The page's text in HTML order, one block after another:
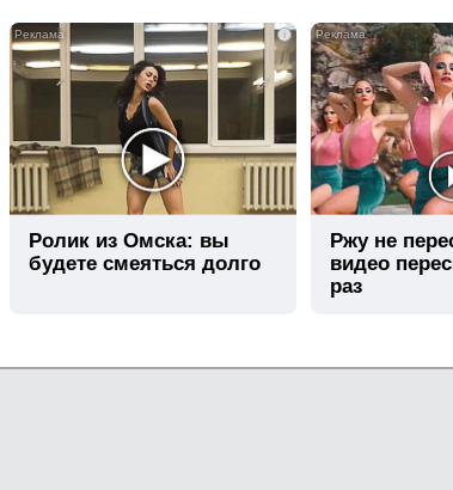
i
Ролик из Омска: вы
будете смеяться долго
Ржу не
видео
раз